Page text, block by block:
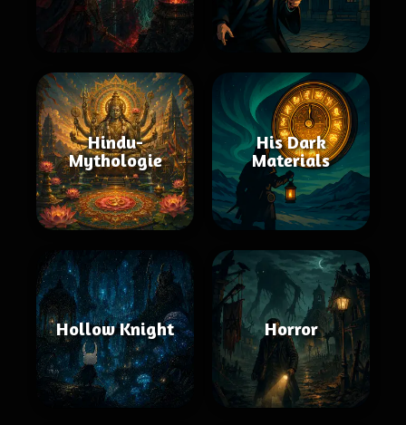
Hindu-
Mythologie
His Dark
Materials
Hollow Knight Horror